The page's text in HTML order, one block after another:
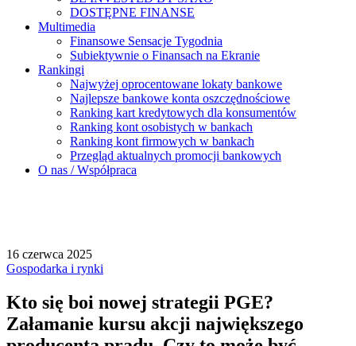
DOSTĘPNE FINANSE
Multimedia
Finansowe Sensacje Tygodnia
Subiektywnie o Finansach na Ekranie
Rankingi
Najwyżej oprocentowane lokaty bankowe
Najlepsze bankowe konta oszczędnościowe
Ranking kart kredytowych dla konsumentów
Ranking kont osobistych w bankach
Ranking kont firmowych w bankach
Przegląd aktualnych promocji bankowych
O nas / Współpraca
16 czerwca 2025
Gospodarka i rynki
Kto się boi nowej strategii PGE?
Załamanie kursu akcji największego